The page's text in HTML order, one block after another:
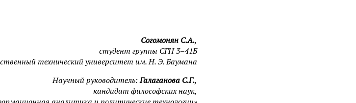
Согомонян С.А.,
студент группы СГН 3–41Б
технический университет им. Н. Э. Баумана
Научный руководитель:Галаганова С.Г.,
кандидат философских наук,